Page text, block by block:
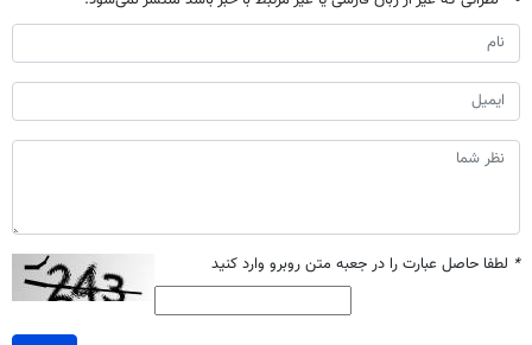
* لطفا حاصل عبارت را در جعبه متن روبرو وارد کنید